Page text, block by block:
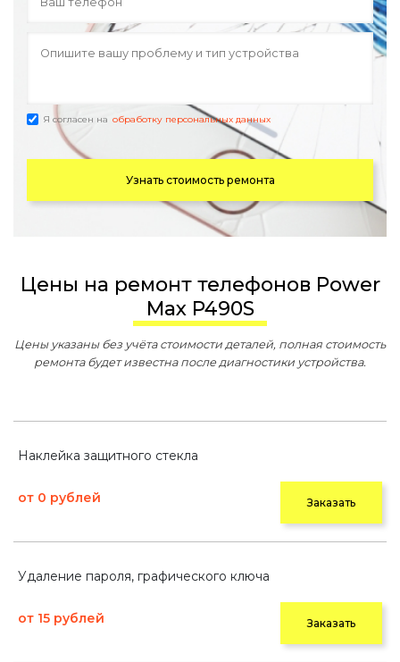
Я согласен на обработку персональных данных
Узнать стоимость ремонта
Цены на ремонт телефонов Power
Max P490S
Цены указаны без учёта стоимости деталей, полная стоимость
ремонта будет известна после диагностики устройства.
Наклейка защитного стекла
от 0 рублей Заказать
Удаление пароля, графического ключа
от 15 рублей Заказать